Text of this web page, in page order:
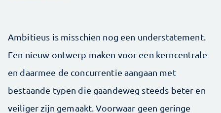
Ambitieus is misschien nog een understatement.
Een nieuw ontwerp maken voor een kerncentrale
en daarmee de concurrentie aangaan met
bestaande typen die gaandeweg steeds beter en
veiliger zijn gemaakt. Voorwaar geen geringe